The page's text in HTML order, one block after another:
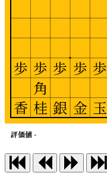
評価値 -
歩
玉
歩
金
歩
銀
歩
角
桂
歩
香